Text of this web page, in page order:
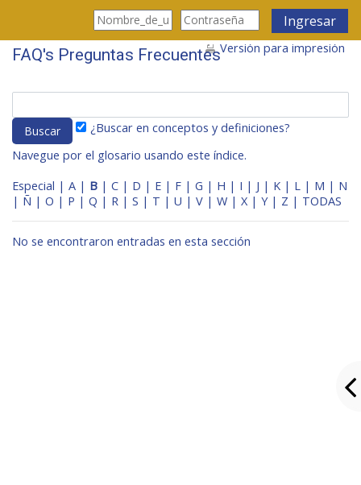
Saltar al contenido principal
Ingresar
FAQ's Preguntas FrecuentesVersión para impresión
¿Buscar en conceptos y definiciones?
Navegue por el glosario usando este índice.
Especial | A | B | C | D | E | F | G | H | I | J | K | L | M | N
| Ñ | O | P | Q | R | S | T | U | V | W | X | Y| Z | TODAS
No se encontraron entradas en esta sección